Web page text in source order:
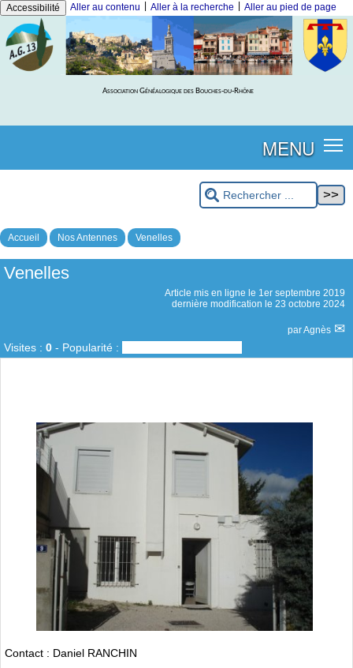
Accessibilité Aller au contenu Aller à la recherche Aller au pied de page
Association Généalogique des Bouches-du-Rhône
MENU
Accueil Nos Antennes Venelles
Venelles
Article mis en ligne le 1er septembre 2019
dernière modification le 23 octobre 2024
parAgnès
Visites : 0 - Popularité :
Contact : Daniel RANCHIN